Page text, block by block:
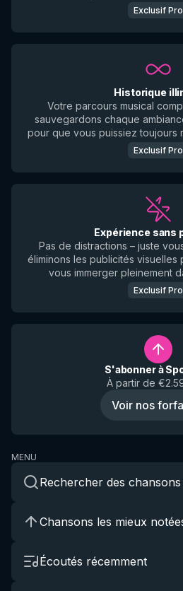
Exclusif Pro
Historique
Votre parcours musical
sauvegardons chaque
pour que vous puissiez toujours
Exclusif Pro
Expérience sans
Pas de distractions – juste
éliminons les publicités visuelles
vous immerger pleinement
Exclusif Pro
S'abonner à
À partir de
Voir nos
MENU
Rechercher des chansons
Chansons les mieux
Écoutés récemment